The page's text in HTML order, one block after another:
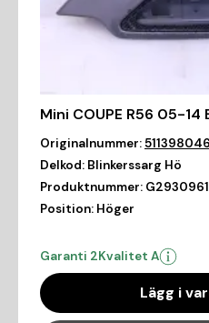
Mini COUPE R56 05-14
Originalnummer:
Delkod: Blinkerssarg Hö
Produktnummer: G2930961
Position: Höger
Garanti 2Kvalitet A
Lägg i